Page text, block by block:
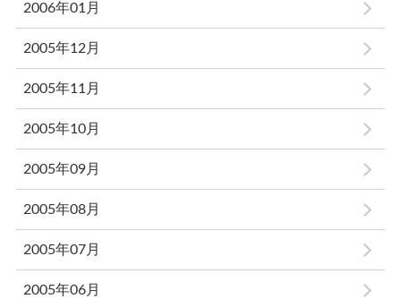
2006年01月
2005年12月
2005年11月
2005年10月
2005年09月
2005年08月
2005年07月
2005年06月